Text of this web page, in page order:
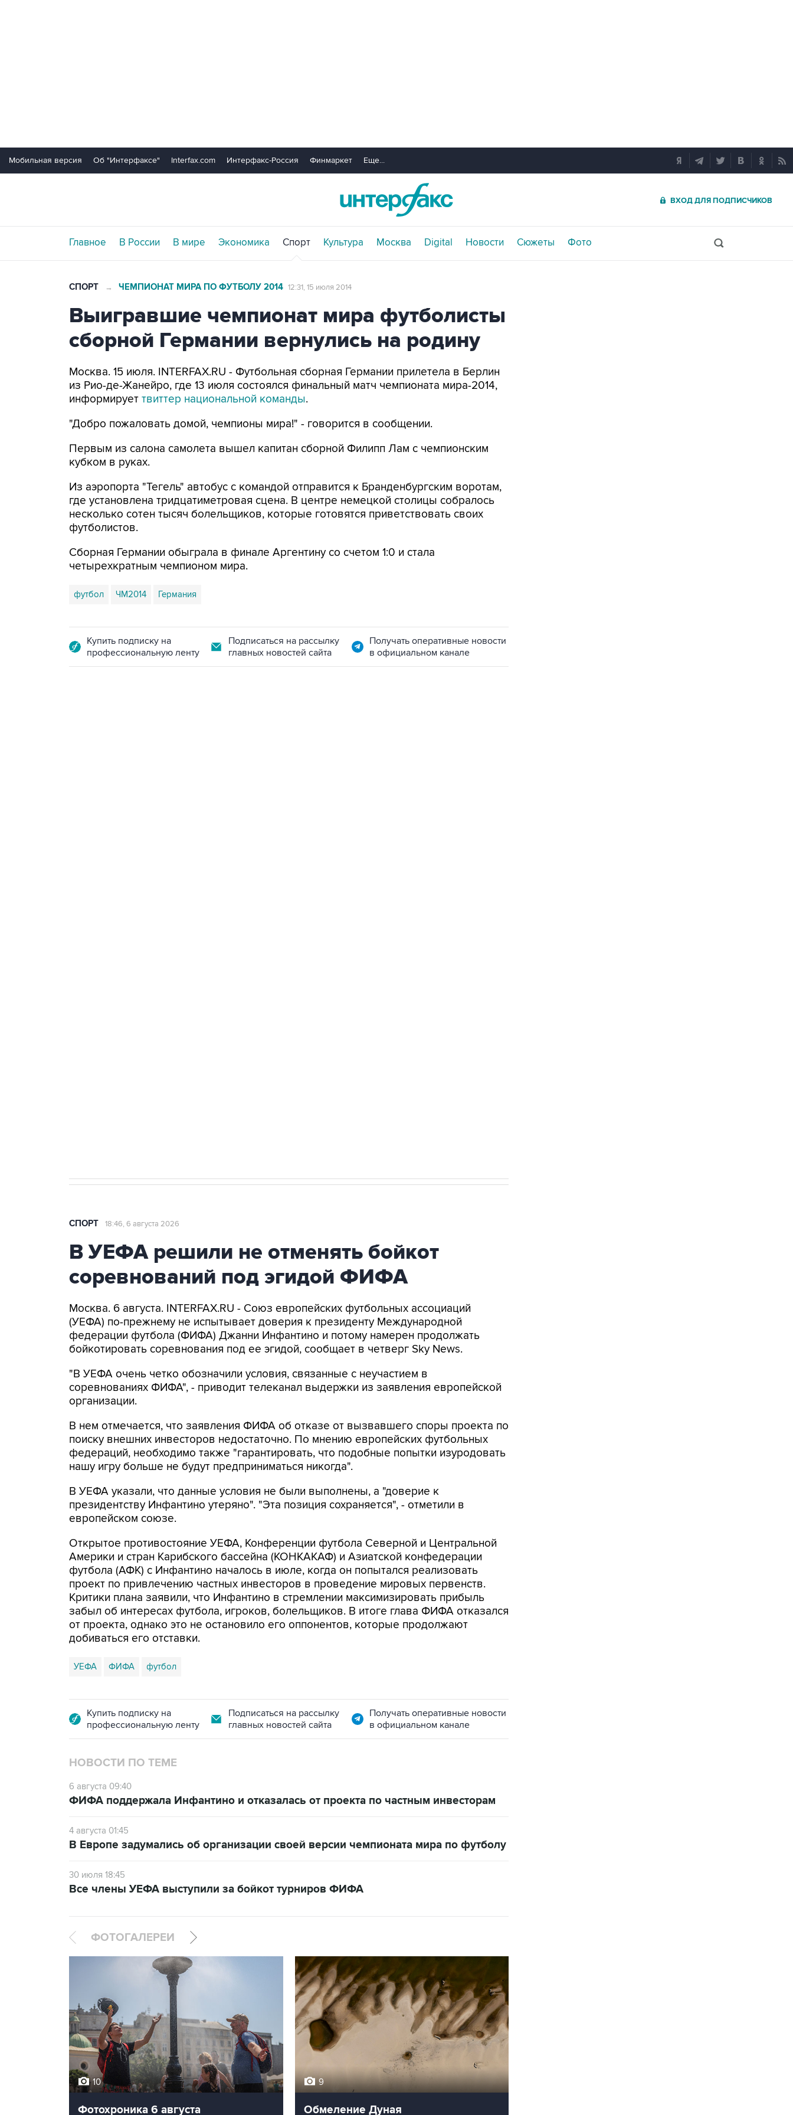
Мобильная версия Об "Интерфаксе" Interfax.com Интерфакс-Россия Финмаркет Еще...
ВХОД ДЛЯ ПОДПИСЧИКОВ
Главное В России В мире Экономика Спорт Культура Москва Digital Новости Сюжеты Фото
СПОРТ → ЧЕМПИОНАТ МИРА ПО ФУТБОЛУ 2014 12:31, 15 июля 2014
Выигравшие чемпионат мира футболисты
сборной Германии вернулись на родину
Москва. 15 июля. INTERFAX.RU - Футбольная сборная Германии прилетела в Берлин
из Рио-де-Жанейро, где 13 июля состоялся финальный матч чемпионата мира-2014,
информирует твиттер национальной команды.
"Добро пожаловать домой, чемпионы мира!" - говорится в сообщении.
Первым из салона самолета вышел капитан сборной Филипп Лам с чемпионским
кубком в руках.
Из аэропорта "Тегель" автобус с командой отправится к Бранденбургским воротам,
где установлена тридцатиметровая сцена. В центре немецкой столицы собралось
несколько сотен тысяч болельщиков, которые готовятся приветствовать своих
футболистов.
Сборная Германии обыграла в финале Аргентину со счетом 1:0 и стала
четырехкратным чемпионом мира.
футбол ЧМ2014 Германия
Купить подписку на
профессиональную ленту
Подписаться на рассылку
главных новостей сайта
Получать оперативные новости
в официальном канале
СПОРТ 18:46, 6 августа 2026
В УЕФА решили не отменять бойкот
соревнований под эгидой ФИФА
Москва. 6 августа. INTERFAX.RU - Союз европейских футбольных ассоциаций
(УЕФА) по-прежнему не испытывает доверия к президенту Международной
федерации футбола (ФИФА) Джанни Инфантино и потому намерен продолжать
бойкотировать соревнования под ее эгидой, сообщает в четверг Sky News.
"В УЕФА очень четко обозначили условия, связанные с неучастием в
соревнованиях ФИФА", - приводит телеканал выдержки из заявления европейской
организации.
В нем отмечается, что заявления ФИФА об отказе от вызвавшего споры проекта по
поиску внешних инвесторов недостаточно. По мнению европейских футбольных
федераций, необходимо также "гарантировать, что подобные попытки изуродовать
нашу игру больше не будут предприниматься никогда".
В УЕФА указали, что данные условия не были выполнены, а "доверие к
президентству Инфантино утеряно". "Эта позиция сохраняется", - отметили в
европейском союзе.
Открытое противостояние УЕФА, Конференции футбола Северной и Центральной
Америки и стран Карибского бассейна (КОНКАКАФ) и Азиатской конфедерации
футбола (АФК) с Инфантино началось в июле, когда он попытался реализовать
проект по привлечению частных инвесторов в проведение мировых первенств.
Критики плана заявили, что Инфантино в стремлении максимизировать прибыль
забыл об интересах футбола, игроков, болельщиков. В итоге глава ФИФА отказался
от проекта, однако это не остановило его оппонентов, которые продолжают
добиваться его отставки.
УЕФА ФИФА футбол
Купить подписку на
профессиональную ленту
Подписаться на рассылку
главных новостей сайта
Получать оперативные новости
в официальном канале
НОВОСТИ ПО ТЕМЕ
6 августа 09:40
ФИФА поддержала Инфантино и отказалась от проекта по частным инвесторам
4 августа 01:45
В Европе задумались об организации своей версии чемпионата мира по футболу
30 июля 18:45
Все члены УЕФА выступили за бойкот турниров ФИФА
ФОТОГАЛЕРЕИ
10
Фотохроника 6 августа
9
Обмеление Дуная